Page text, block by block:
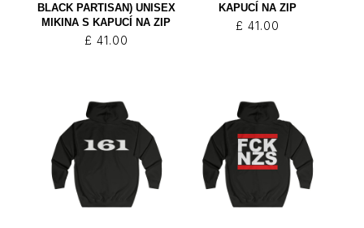
BLACK PARTISAN) UNISEX
MIKINA S KAPUCÍ NA ZIP
£ 41.00
KAPUCÍ NA ZIP
£ 41.00